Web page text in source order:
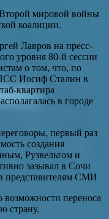
мировой войны
коалиции.
Лавров на пресс-
уровня 80-й сессии
о том, что, по
Иосиф Сталин в
квартира
в городе
первый раз
создания
Рузвельтом и
зазывал в Сочи
представителям СМИ
возможности переноса
страну.